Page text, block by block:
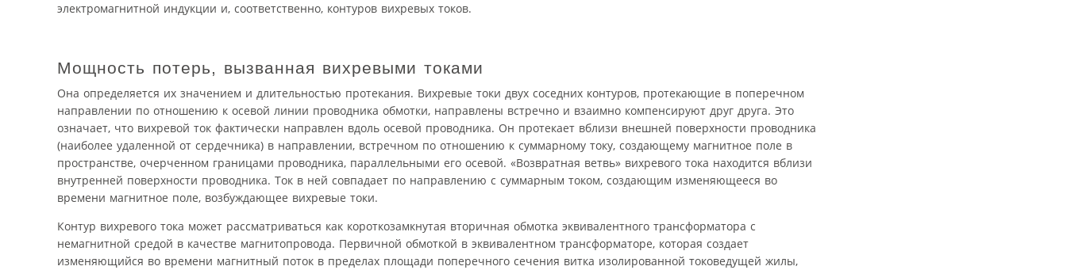
электромагнитной индукции и, соответственно, контуров вихревых токов.
Мощность потерь, вызванная вихревыми токами
Она определяется их значением и длительностью протекания. Вихревые токи двух соседних контуров, протекающие в поперечном
направлении по отношению к осевой линии проводника обмотки, направлены встречно и взаимно компенсируют друг друга. Это
означает, что вихревой ток фактически направлен вдоль осевой проводника. Он протекает вблизи внешней поверхности проводника
(наиболее удаленной от сердечника) в направлении, встречном по отношению к суммарному току, создающему магнитное поле в
пространстве, очерченном границами проводника, параллельными его осевой. «Возвратная ветвь» вихревого тока находится вблизи
внутренней поверхности проводника. Ток в ней совпадает по направлению с суммарным током, создающим изменяющееся во
времени магнитное поле, возбуждающее вихревые токи.
Контур вихревого тока может рассматриваться как короткозамкнутая вторичная обмотка эквивалентного трансформатора с
немагнитной средой в качестве магнитопровода. Первичной обмоткой в эквивалентном трансформаторе, которая создает
изменяющийся во времени магнитный поток в пределах площади поперечного сечения витка изолированной токоведущей жилы,